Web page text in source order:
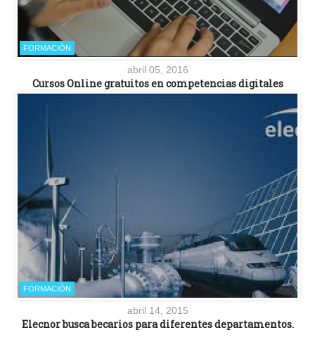
FORMACIÓN
abril 05, 2016
Cursos Online gratuitos en competencias digitales
FORMACIÓN
abril 14, 2015
Elecnor busca becarios para diferentes departamentos.